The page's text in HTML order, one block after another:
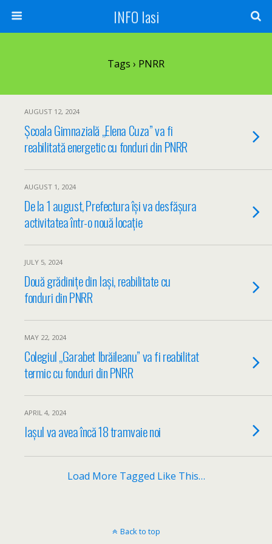
INFO Iasi
Tags › PNRR
AUGUST 12, 2024
Școala Gimnazială „Elena Cuza” va fi
reabilitată energetic cu fonduri din PNRR
AUGUST 1, 2024
De la 1 august, Prefectura își va desfășura
activitatea într-o nouă locație
JULY 5, 2024
Două grădinițe din Iași, reabilitate cu
fonduri din PNRR
MAY 22, 2024
Colegiul „Garabet Ibrăileanu” va fi reabilitat
termic cu fonduri din PNRR
APRIL 4, 2024
Iașul va avea încă 18 tramvaie noi
Load More Tagged Like This…
Back to top